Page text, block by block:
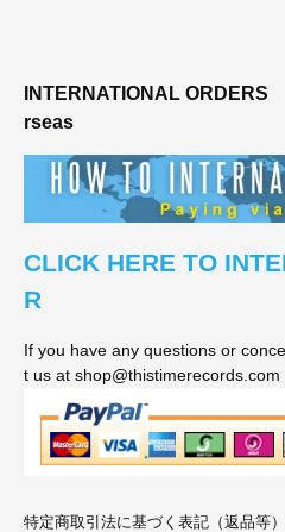
INTERNATIONAL ORDERS
rseas
CLICK HERE TO
R
If you have any questions or
t us at shop@thistimerecords.com
特定商取引法に基づく表記（返品等）